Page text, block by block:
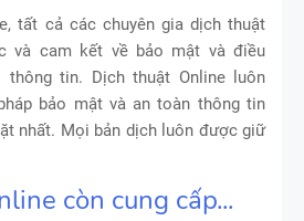
tất cả các chuyên gia dịch thuật
và cam kết về bảo mật và điều
thông tin. Dịch thuật Online luôn
bảo mật và an toàn thông tin
nhất. Mọi bản dịch luôn được giữ
còn cung cấp...